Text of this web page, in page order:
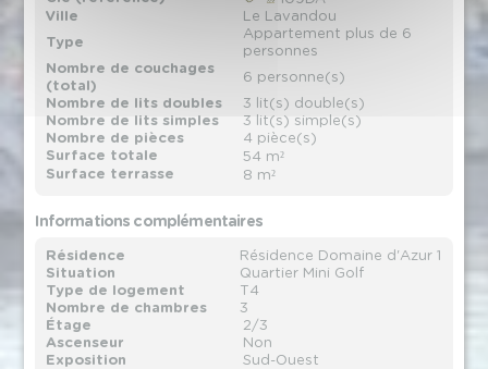
Ville
Le Lavandou
Type
Appartement plus de 6
personnes
Nombre de couchages
(total)
6 personne(s)
Nombre de lits doubles
3 lit(s) double(s)
Nombre de lits simples
3 lit(s) simple(s)
Nombre de pièces
4 pièce(s)
Surface totale
54 m²
Surface terrasse
8 m²
Informations complémentaires
Résidence
Résidence Domaine d'Azur 1
Situation
Quartier Mini Golf
Type de logement
T4
Nombre de chambres
3
Étage
2/3
Ascenseur
Non
Exposition
Sud-Ouest